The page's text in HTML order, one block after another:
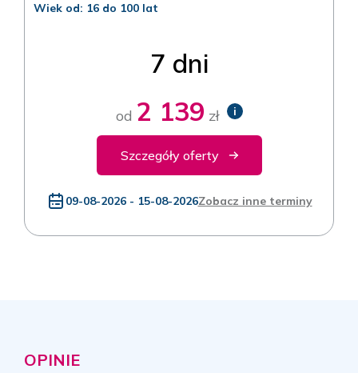
Wiek od: 16 do 100 lat
7 dni
od 2 139 zł i
Szczegóły oferty
09-08-2026 - 15-08-2026Zobacz inne terminy
OPINIE